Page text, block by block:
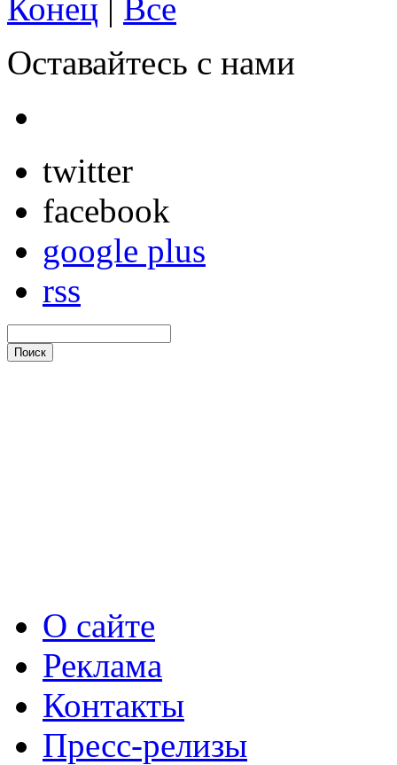
Конец
Все
Оставайтесь с нами
twitter
facebook
google plus
rss
О сайте
Реклама
Контакты
Пресс-релизы